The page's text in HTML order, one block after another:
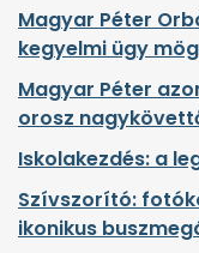
Magyar Péter
kegyelmi ügy
Magyar Péter
orosz
Iskolakezdés: a
Szívszorító:
ikonikus